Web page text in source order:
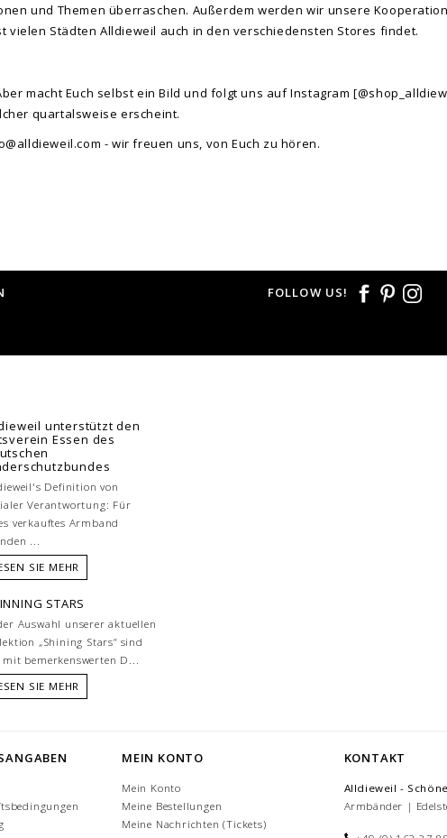
und Themen überraschen. Außerdem werden wir unsere
vielen Städten Alldieweil auch in den verschiedensten Stores findet.
macht Euch selbst ein Bild und folgt uns auf Instagram
quartalsweise erscheint.
- wir freuen uns, von Euch zu hören.
FOLLOW US!
unterstützt den
Essen des
Definition von
Verantwortung: Für
verkauftes Armband
...
SIE MEHR
STARS
Auswahl unserer aktuellen
„Shining Stars“ sind
bemerkenswerten D...
SIE MEHR
MEIN KONTO
Mein Konto
Meine Bestellungen
Meine Nachrichten (Tickets)
KONTAKT
Alldieweil -
Armbänder |